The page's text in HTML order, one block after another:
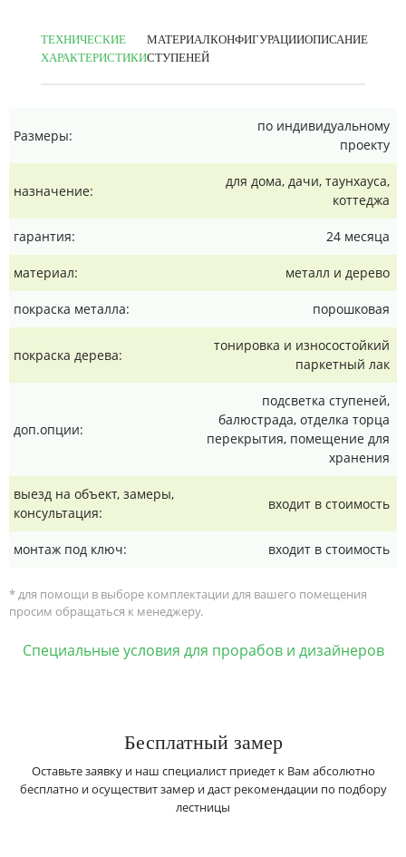
ТЕХНИЧЕСКИЕ
ХАРАКТЕРИСТИКИ
МАТЕРИАЛ
СТУПЕНЕЙ
КОНФИГУРАЦИИОПИСАНИЕ
Размеры:
по индивидуальному
проекту
назначение:
для дома, дачи, таунхауса,
коттеджа
гарантия: 24 месяца
материал: металл и дерево
покраска металла: порошковая
покраска дерева:
тонировка и износостойкий
паркетный лак
доп.опции:
подсветка ступеней,
балюстрада, отделка торца
перекрытия, помещение для
хранения
выезд на объект, замеры,
консультация:
входит в стоимость
монтаж под ключ: входит в стоимость
* для помощи в выборе комплектации для вашего помещения
просим обращаться к менеджеру.
Специальные условия для прорабов и дизайнеров
Бесплатный замер
Оставьте заявку и наш специалист приедет к Вам абсолютно
бесплатно и осуществит замер и даст рекомендации по подбору
лестницы